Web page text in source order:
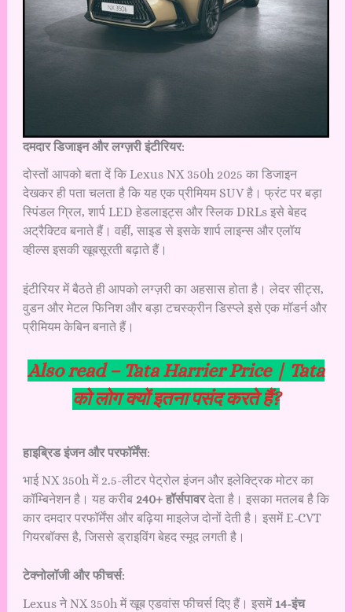
दमदार डिजाइन और लग्ज़री इंटीरियर:
दोस्तों आपको बता दें कि Lexus NX 350h 2025 का डिजाइन
देखकर ही पता चलता है कि यह एक प्रीमियम SUV है। फ्रंट पर बड़ा
स्पिंडल ग्रिल, शार्प LED हेडलाइट्स और स्लिक DRLs इसे बेहद
अट्रैक्टिव बनाते हैं। वहीं, साइड से इसके शार्प लाइन्स और एलॉय
व्हील्स इसकी खूबसूरती बढ़ाते हैं।
इंटीरियर में बैठते ही आपको लग्ज़री का अहसास होता है। लेदर सीट्स,
वुडन और मेटल फिनिश और बड़ा टचस्क्रीन डिस्प्ले इसे एक मॉडर्न और
प्रीमियम केबिन बनाते हैं।
Also read – Tata Harrier Price | Tata
को लोग क्यों इतना पसंद करते हैं?
हाइब्रिड इंजन और परफॉर्मेंस:
भाई NX 350h में 2.5-लीटर पेट्रोल इंजन और इलेक्ट्रिक मोटर का
कॉम्बिनेशन है। यह करीब 240+ हॉर्सपावरदेता है। इसका मतलब है कि
कार दमदार परफॉर्मेंस और बढ़िया माइलेज दोनों देती है। इसमें E-CVT
गियरबॉक्स है, जिससे ड्राइविंग बेहद स्मूद लगती है।
टेक्नोलॉजी और फीचर्स:
Lexus ने NX 350h में खूब एडवांस फीचर्स दिए हैं। इसमें 14-इंच